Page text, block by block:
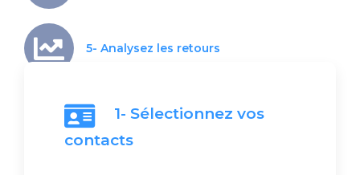
5- Analysez les retours
1- Sélectionnez vos
contacts